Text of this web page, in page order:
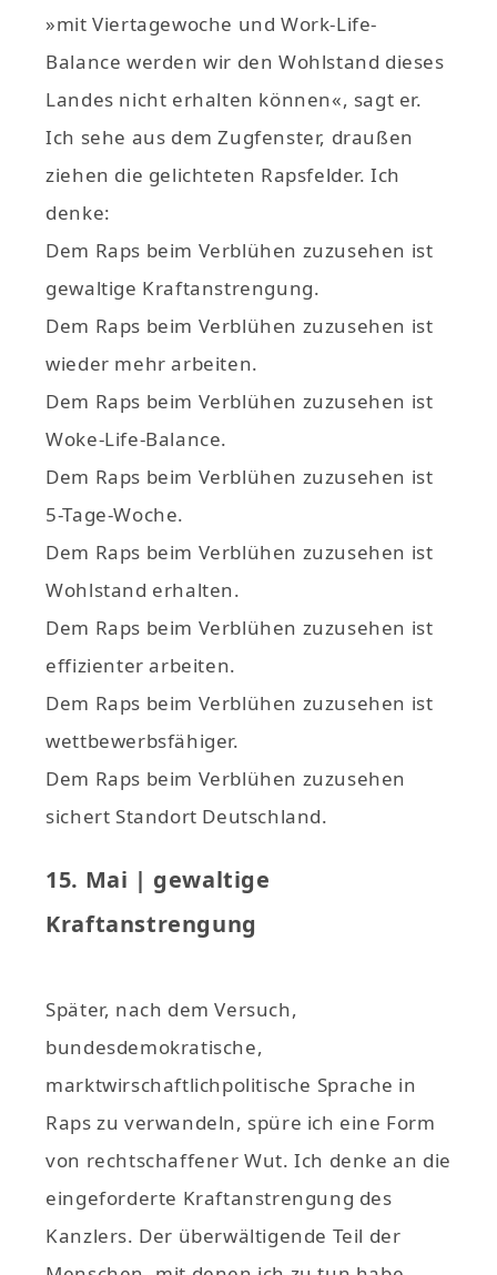
»mit Viertagewoche und Work-Life-
Balance werden wir den Wohlstand dieses
Landes nicht erhalten können«, sagt er.
Ich sehe aus dem Zugfenster, draußen
ziehen die gelichteten Rapsfelder. Ich
denke:
Dem Raps beim Verblühen zuzusehen ist
gewaltige Kraftanstrengung.
Dem Raps beim Verblühen zuzusehen ist
wieder mehr arbeiten.
Dem Raps beim Verblühen zuzusehen ist
Woke-Life-Balance.
Dem Raps beim Verblühen zuzusehen ist
5-Tage-Woche.
Dem Raps beim Verblühen zuzusehen ist
Wohlstand erhalten.
Dem Raps beim Verblühen zuzusehen ist
effizienter arbeiten.
Dem Raps beim Verblühen zuzusehen ist
wettbewerbsfähiger.
Dem Raps beim Verblühen zuzusehen
sichert Standort Deutschland.
15. Mai | gewaltige
Kraftanstrengung
Später, nach dem Versuch,
bundesdemokratische,
marktwirschaftlichpolitische Sprache in
Raps zu verwandeln, spüre ich eine Form
von rechtschaffener Wut. Ich denke an die
eingeforderte Kraftanstrengung des
Kanzlers. Der überwältigende Teil der